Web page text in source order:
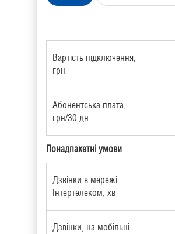
Вартість підключення,
грн
Абонентська плата,
грн/30 дн
Понадпакетні умови
Дзвінки в мережі
Інтертелеком, хв
Дзвінки, на мобільні